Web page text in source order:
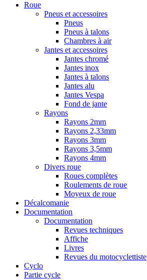
Roue
Pneus et accessoires
Pneus
Pneus à talons
Chambres à air
Jantes et accessoires
Jantes chromé
Jantes inox
Jantes à talons
Jantes alu
Jantes Vespa
Fond de jante
Rayons
Rayons 2mm
Rayons 2,33mm
Rayons 3mm
Rayons 3,5mm
Rayons 4mm
Divers roue
Roues complètes
Roulements de roue
Moyeux de roue
Décalcomanie
Documentation
Documentation
Revues techniques
Affiche
Livres
Revues du motocyclettiste
Cyclo
Partie cycle